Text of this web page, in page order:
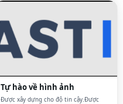
Tự hào về hình ảnh
Được xây dựng cho độ tin cậy.Được